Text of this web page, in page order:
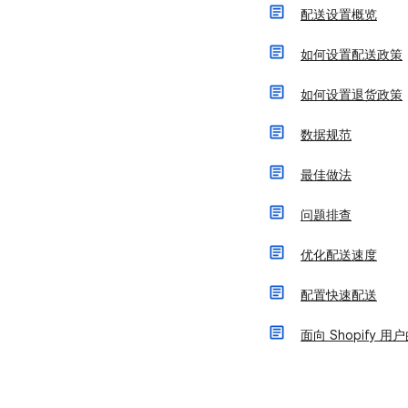
配送设置概览
如何设置配送政策
如何设置退货政策
数据规范
最佳做法
问题排查
优化配送速度
配置快速配送
面向 Shopify 用户